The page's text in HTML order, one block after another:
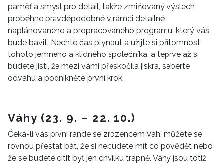
paměť a smysl pro detail, takže zmiňovaný výslech
proběhne pravděpodobně v rámci detailně
naplánovaného a propracovaného programu, který vás
bude bavit. Nechte čas plynout a užijte si přítomnost
tohoto jemného a klidného společníka, a teprve až si
budete jistí, že mezi vámi přeskočila jiskra, seberte
odvahu a podnikněte první krok.
Váhy (23. 9. – 22. 10.)
Čeká-li vás první rande se zrozencem Vah, můžete se
rovnou přestat bát, že si nebudete mít co povědět nebo
že se budete cítit byť jen chvilku trapně. Váhy jsou totiž